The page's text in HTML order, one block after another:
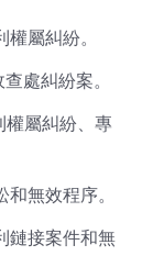
屬糾紛。
處糾紛案。
屬糾紛、專
無效程序。
鏈接案件和無